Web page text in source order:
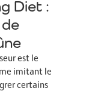
Diet :
est le
imitant le
certains